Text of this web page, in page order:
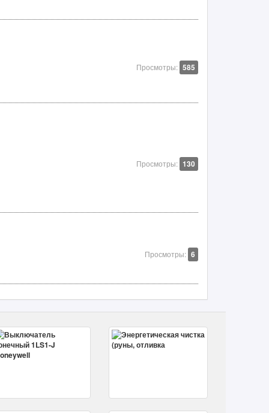
Просмотры: 585
Просмотры: 130
Просмотры: 6